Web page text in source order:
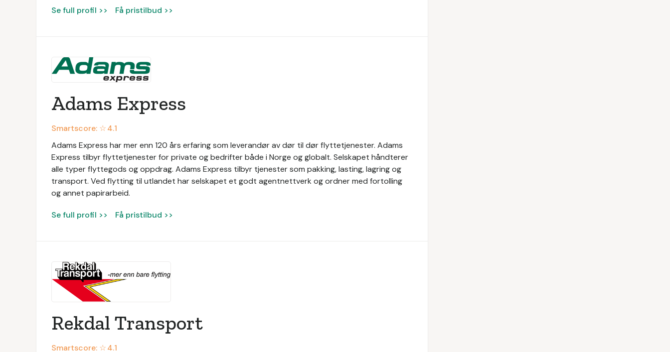
Se full profil >> Få pristilbud >>
Adams Express
Smartscore: ☆4.1
Adams Express har mer enn 120 års erfaring som leverandør av dør til dør flyttetjenester. Adams
Express tilbyr flyttetjenester for private og bedrifter både i Norge og globalt. Selskapet håndterer
alle typer flyttegods og oppdrag. Adams Express tilbyr tjenester som pakking, lasting, lagring og
transport. Ved flytting til utlandet har selskapet et godt agentnettverk og ordner med fortolling
og annet papirarbeid.
Se full profil >> Få pristilbud >>
Rekdal Transport
Smartscore: ☆4.1